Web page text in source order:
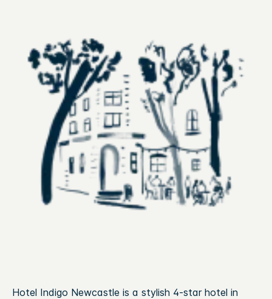
Hotel Indigo Newcastle is a stylish 4-star hotel in